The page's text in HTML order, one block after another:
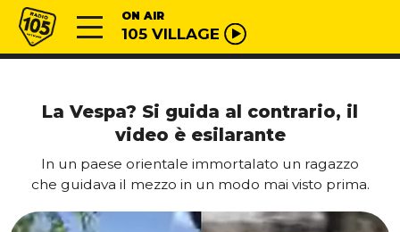
Vai al contenuto
Radio 105 ON AIR
105 VILLAGE
La Vespa? Si guida al contrario, il
video è esilarante
In un paese orientale immortalato un ragazzo
che guidava il mezzo in un modo mai visto prima.